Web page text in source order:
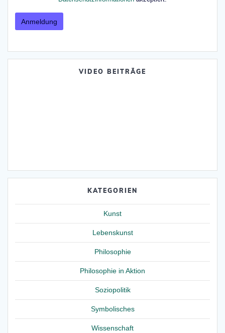
VIDEO BEITRÄGE
KATEGORIEN
Kunst
Lebenskunst
Philosophie
Philosophie in Aktion
Soziopolitik
Symbolisches
Wissenschaft